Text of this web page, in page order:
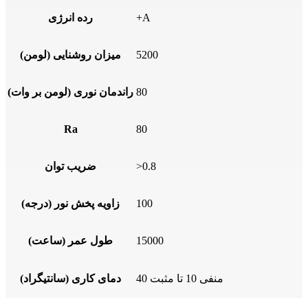
رده انرژی +A
میزان روشنایی (لومن) 5200
راندمان نوری (لومن بر وات) 80
Ra 80
ضریب توان >0.8
زاویه پخش نور (درجه) 100
طول عمر (ساعت) 15000
دمای کاری (سانتیگراد) منفی 10 تا مثبت 40